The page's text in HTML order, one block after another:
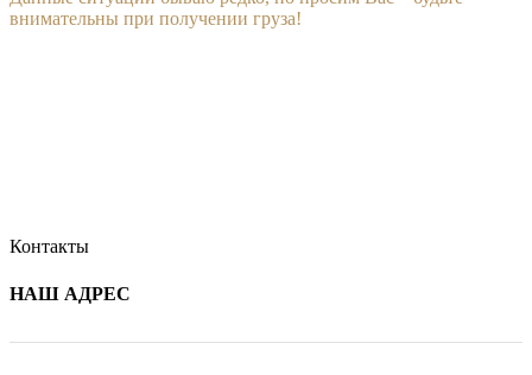
внимательны при получении груза!
Контакты
НАШ АДРЕС